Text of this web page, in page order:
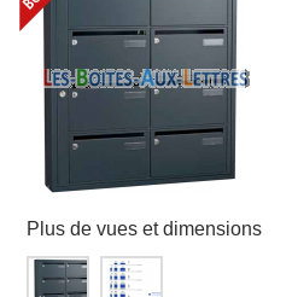
Plus de vues et dimensions